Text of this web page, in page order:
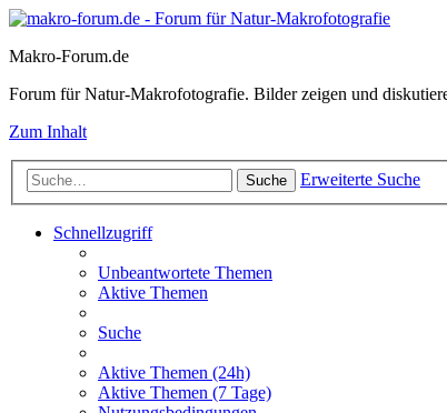
Makro-Forum.de
Forum für Natur-Makrofotografie. Bilder zeigen und
Zum Inhalt
Suche Erweiterte Suche
Schnellzugriff
Unbeantwortete Themen
Aktive Themen
Suche
Aktive Themen (24h)
Aktive Themen (7 Tage)